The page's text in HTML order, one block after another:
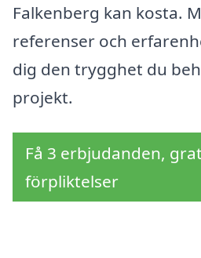
Falkenberg kan kosta.
referenser och
dig den trygghet du
projekt.
Få 3 erbjudanden,
förpliktelser